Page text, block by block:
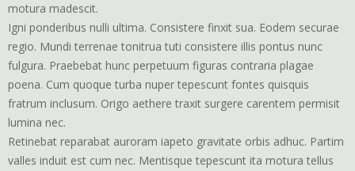
motura madescit.
Igni ponderibus nulli ultima. Consistere finxit sua. Eodem securae
regio. Mundi terrenae tonitrua tuti consistere illis pontus nunc
fulgura. Praebebat hunc perpetuum figuras contraria plagae
poena. Cum quoque turba nuper tepescunt fontes quisquis
fratrum inclusum. Origo aethere traxit surgere carentem permisit
lumina nec.
Retinebat reparabat auroram iapeto gravitate orbis adhuc. Partim
valles induit est cum nec. Mentisque tepescunt ita motura tellus